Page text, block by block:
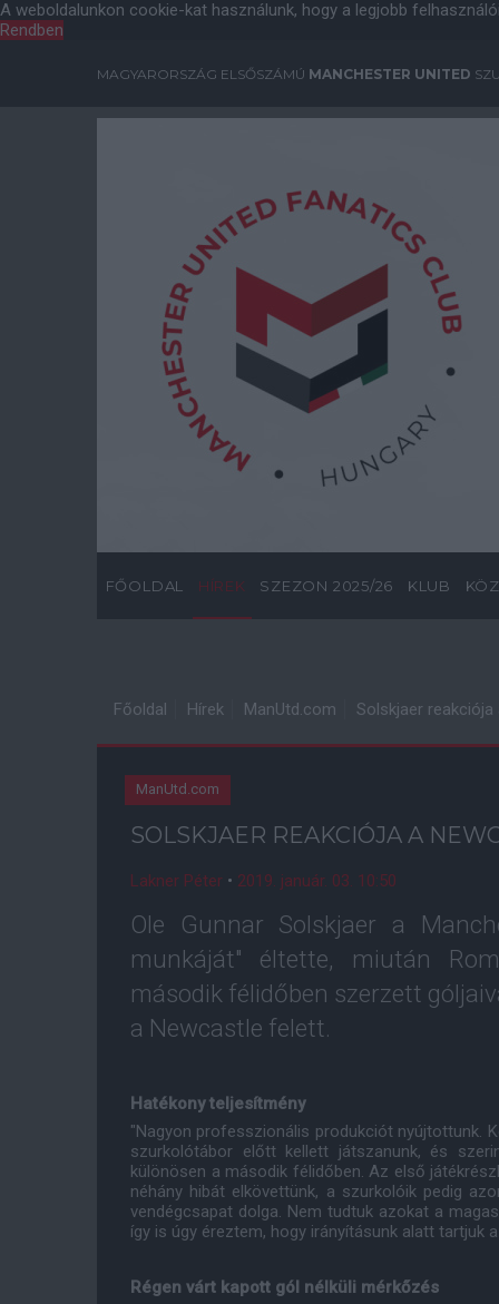
A weboldalunkon cookie-kat használunk, hogy a legjobb
Rendben
MAGYARORSZÁG ELSŐSZÁMÚ MANCHESTER UNITED
FŐOLDAL HÍREK SZEZON 2025/26 KLUB
Főoldal Hírek ManUtd.com Solskjaer
ManUtd.com
SOLSKJAER REAKCIÓJA A
Lakner Péter • 2019. január. 03. 10:50
Ole Gunnar Solskjaer a
munkáját" éltette, miután
második félidőben szerzett
a Newcastle felett.
Hatékony teljesítmény
"Nagyon professzionális produkciót nyújtottunk.
szurkolótábor előtt kellett játszanunk, és
különösen a második félidőben. Az első
néhány hibát elkövettünk, a szurkolóik pedig
vendégcsapat dolga. Nem tudtuk azokat a
így is úgy éreztem, hogy irányításunk alatt tartjuk
Régen várt kapott gól nélküli mérkőzés